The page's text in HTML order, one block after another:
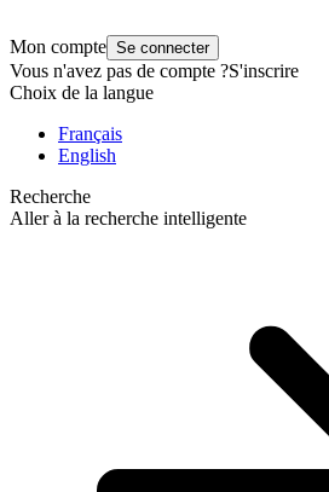
Mon compte Se connecter
Vous n'avez pas de compte ?S'inscrire
Choix de la langue
Français
English
Recherche
Aller à la recherche intelligente